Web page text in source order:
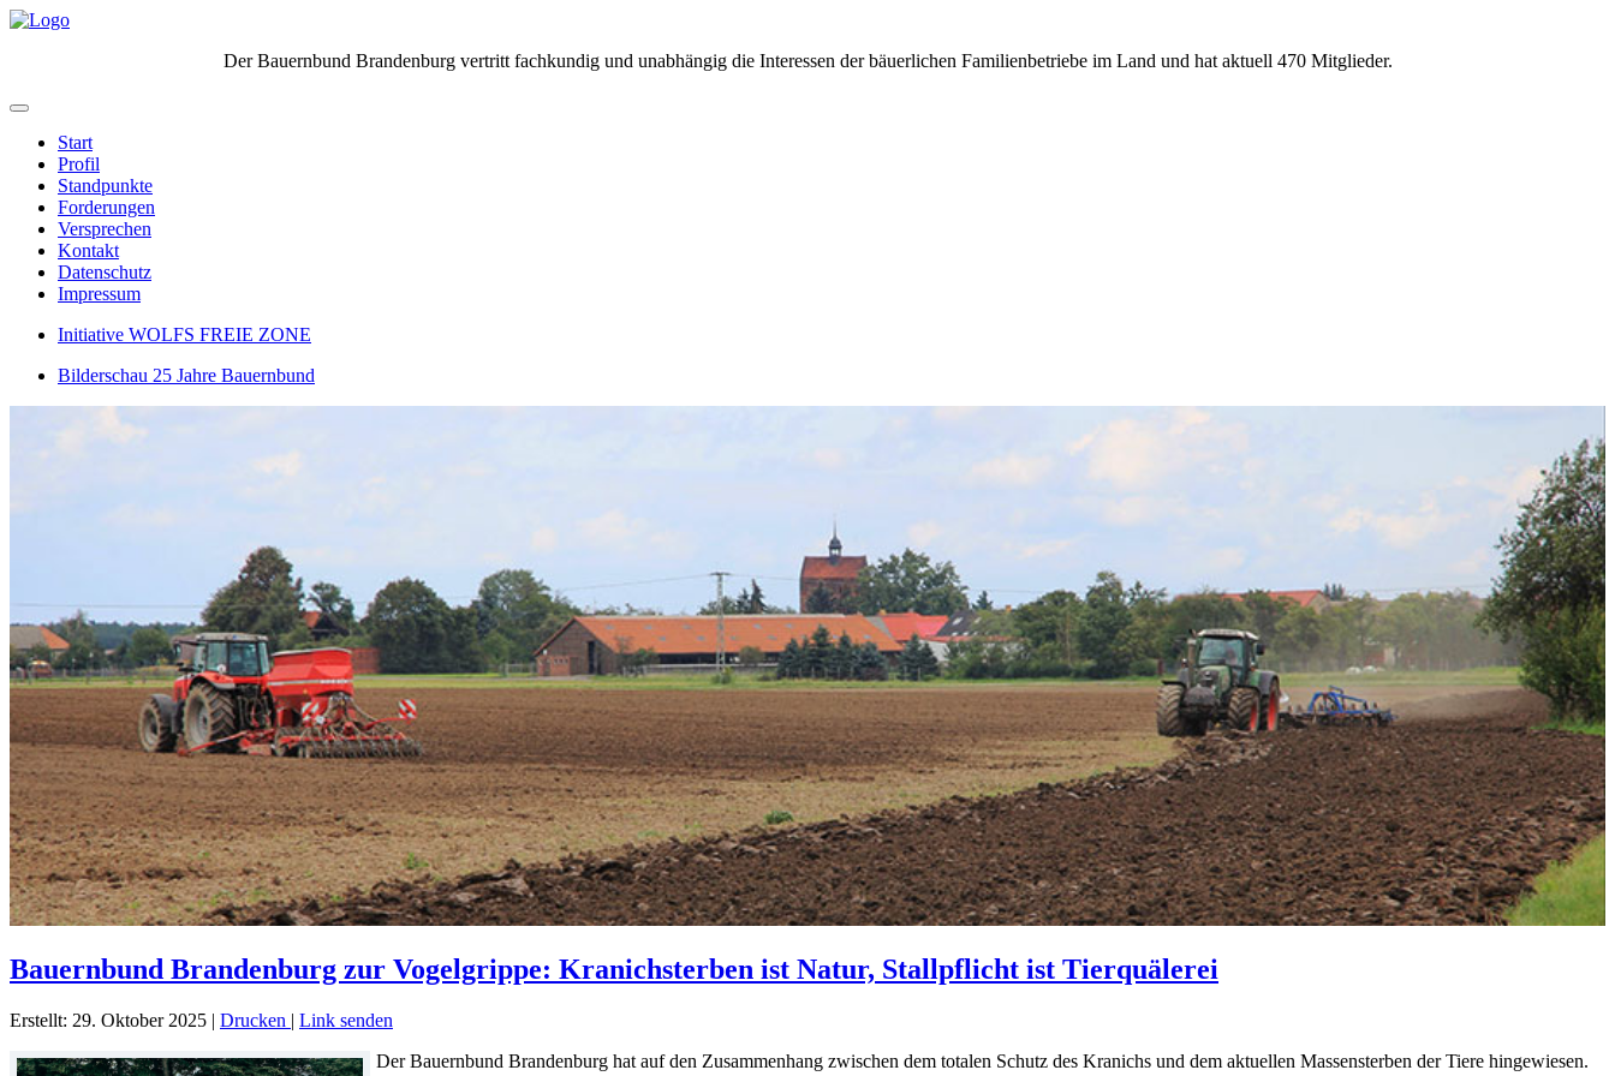
Der Bauernbund Brandenburg vertritt fachkundig und unabhängig die Interessen der bäuerlichen Familienbetriebe im Land und hat aktuell 470 Mitglieder.
Start
Profil
Standpunkte
Forderungen
Versprechen
Kontakt
Datenschutz
Impressum
Initiative WOLFS FREIE ZONE
Bilderschau 25 Jahre Bauernbund
Bauernbund Brandenburg zur Vogelgrippe: Kranichsterben ist Natur, Stallpflicht ist Tierquälerei
Erstellt: 29. Oktober 2025 | Drucken | Link senden
Der Bauernbund Brandenburg hat auf den Zusammenhang zwischen dem totalen Schutz des Kranichs und dem aktuellen Massensterben der Tiere hingewiesen.